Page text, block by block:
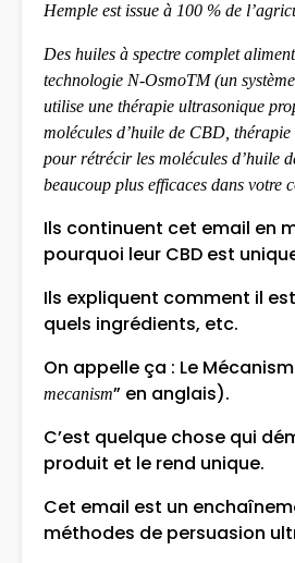
Hemple est issue à 100 % de
Des huiles à spectre complet
technologie N-OsmoTM (un
utilise une thérapie ultrasonique
molécules d’huile de CBD,
pour rétrécir les molécules d’huile
beaucoup plus efficaces dans votre
Ils continuent cet email en
pourquoi leur CBD est
Ils expliquent comment il
quels ingrédients, etc.
On appelle ça : Le
mecanism” en anglais).
C’est quelque chose qui
produit et le rend unique.
Cet email est un
méthodes de persuasion